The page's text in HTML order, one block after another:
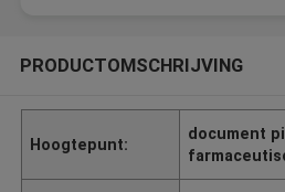
PRODUCTOMSCHRIJVING
Hoogtepunt:
document